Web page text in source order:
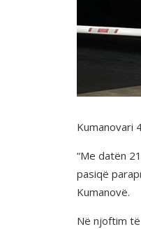
Kumanovari
“Me datën
pasiqë
Kumanovë.
Në njoftim